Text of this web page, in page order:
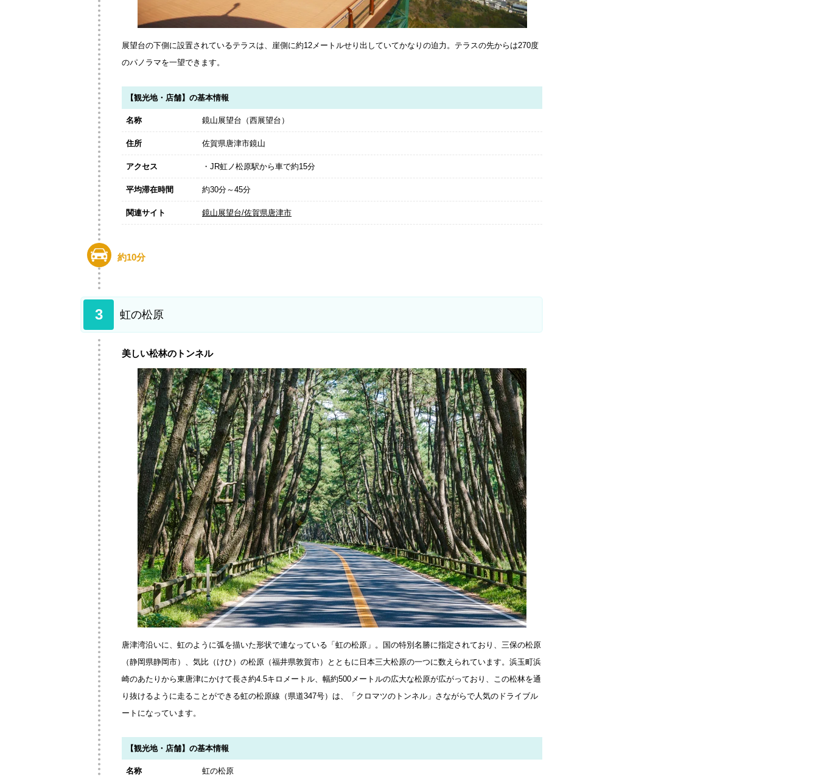
展望台の下側に設置されているテラスは、崖側に約12メートルせり出していてかなりの迫力。テラスの先からは270度
のパノラマを一望できます。
【観光地・店舗】の基本情報
名称 鏡山展望台（西展望台）
住所 佐賀県唐津市鏡山
アクセス ・JR虹ノ松原駅から車で約15分
平均滞在時間 約30分～45分
関連サイト 鏡山展望台/佐賀県唐津市
約10分
3 虹の松原
美しい松林のトンネル
唐津湾沿いに、虹のように弧を描いた形状で連なっている「虹の松原」。国の特別名勝に指定されており、三保の松原
（静岡県静岡市）、気比（けひ）の松原（福井県敦賀市）とともに日本三大松原の一つに数えられています。浜玉町浜
崎のあたりから東唐津にかけて長さ約4.5キロメートル、幅約500メートルの広大な松原が広がっており、この松林を通
り抜けるように走ることができる虹の松原線（県道347号）は、「クロマツのトンネル」さながらで人気のドライブル
ートになっています。
【観光地・店舗】の基本情報
名称 虹の松原